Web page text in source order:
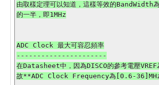
由取樣定理可以知道，這樣等效的
的一半，即1MHz
ADC Clock 最大可容忍頻率
----------------------
在Datasheet中，因為DISCO的參考電壓VREF
故**ADC Clock Frequency為[0.6-